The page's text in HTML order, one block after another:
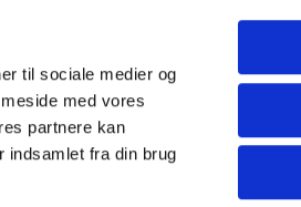
til sociale medier og
med vores
partnere kan
indsamlet fra din brug